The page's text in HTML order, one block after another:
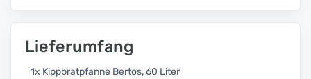
Lieferumfang
1x Kippbratpfanne Bertos, 60 Liter